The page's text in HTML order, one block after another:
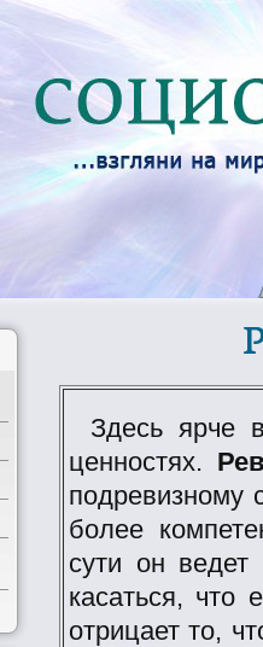
Здесь ярче
ценностях.
подревизному
более
сути он
касаться, что
отрицает то,